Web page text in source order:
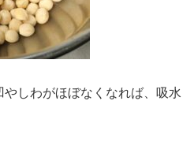
しわがほぼなくなれば、吸水